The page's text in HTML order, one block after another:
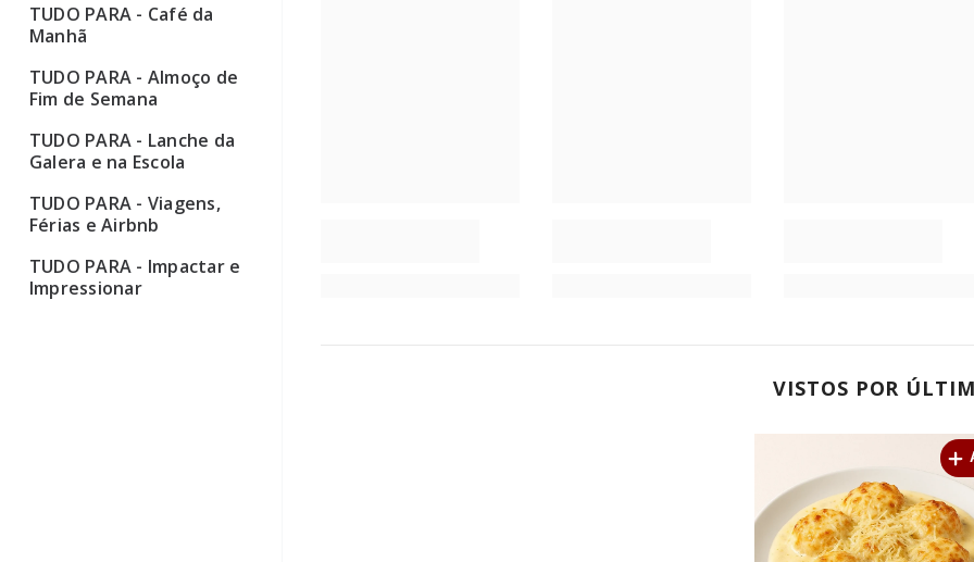
Ver todos
TUDO PARA - Café da
Manhã
TUDO PARA - Almoço de
Fim de Semana
TUDO PARA - Lanche da
Galera e na Escola
TUDO PARA - Viagens,
Férias e Airbnb
TUDO PARA - Impactar e
Impressionar
VISTOS POR